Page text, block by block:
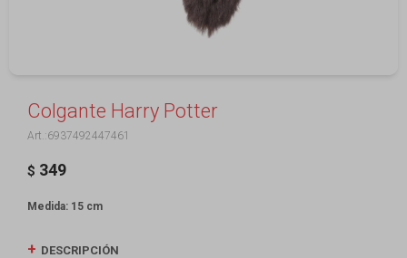
Colgante Harry Potter
6937492447461
$ 349
Medida: 15 cm
DESCRIPCIÓN